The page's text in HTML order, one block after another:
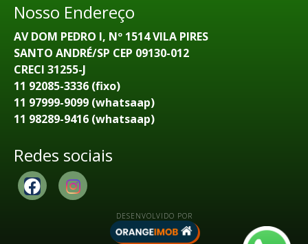
Nosso Endereço
AV DOM PEDRO I, Nº 1514 VILA PIRES
SANTO ANDRÉ/SP CEP 09130-012
CRECI 31255-J
11 92085-3336 (fixo)
11 97999-9099 (whatsaap)
11 98289-9416 (whatsaap)
Redes sociais
DESENVOLVIDO POR